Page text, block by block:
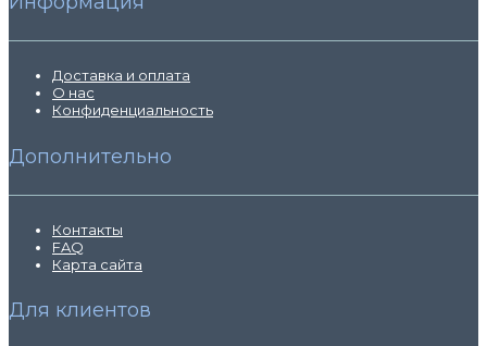
Доставка и оплата
О нас
Конфиденциальность
Дополнительно
Контакты
FAQ
Карта сайта
Для клиентов